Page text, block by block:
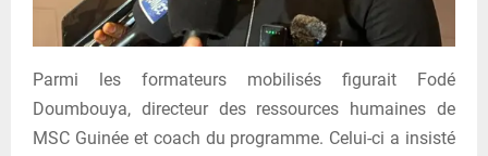
Parmi les formateurs mobilisés figurait Fodé
Doumbouya, directeur des ressources humaines de
MSC Guinée et coach du programme. Celui-ci a insisté